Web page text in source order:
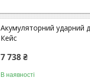
Акумуляторний ударний
Кейс
7 738 ₴
В наявності